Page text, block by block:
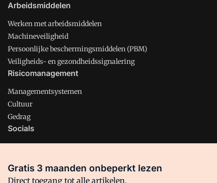
Arbeidsmiddelen
Werken met arbeidsmiddelen
Machineveiligheid
Persoonlijke beschermingsmiddelen (PBM)
Veiligheids- en gezondheidssignalering
Risicomanagement
Managementsystemen
Cultuur
Gedrag
Socials
Facebook
Gratis 3 maanden onbeperkt lezen
Direct toegang tot alle artikelen,